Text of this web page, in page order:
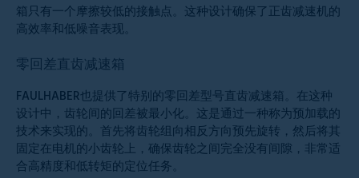
箱只有一个摩擦较低的接触点。这种设计确保了正齿减速机的
高效率和低噪音表现。
零回差直齿减速箱
FAULHABER也提供了特别的零回差型号直齿减速箱。在这种
设计中，齿轮间的回差被最小化。这是通过一种称为预加载的
技术来实现的。首先将齿轮组向相反方向预先旋转，然后将其
固定在电机的小齿轮上，确保齿轮之间完全没有间隙，非常适
合高精度和低转矩的定位任务。